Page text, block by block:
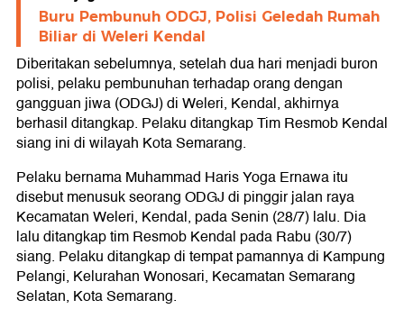
Buru Pembunuh ODGJ, Polisi Geledah Rumah
Biliar di Weleri Kendal
Diberitakan sebelumnya, setelah dua hari menjadi buron
polisi, pelaku pembunuhan terhadap orang dengan
gangguan jiwa (ODGJ) di Weleri, Kendal, akhirnya
berhasil ditangkap. Pelaku ditangkap Tim Resmob Kendal
siang ini di wilayah Kota Semarang.
Pelaku bernama Muhammad Haris Yoga Ernawa itu
disebut menusuk seorang ODGJ di pinggir jalan raya
Kecamatan Weleri, Kendal, pada Senin (28/7) lalu. Dia
lalu ditangkap tim Resmob Kendal pada Rabu (30/7)
siang. Pelaku ditangkap di tempat pamannya di Kampung
Pelangi, Kelurahan Wonosari, Kecamatan Semarang
Selatan, Kota Semarang.